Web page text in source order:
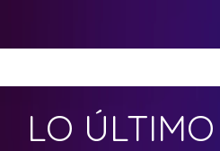
LO ÚLTIMO